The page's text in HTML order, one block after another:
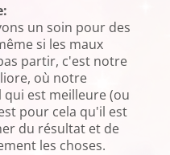
un soin pour des
si les maux
partir, c'est notre
où notre
qui est meilleure (ou
pour cela qu'il est
du résultat et de
les choses.